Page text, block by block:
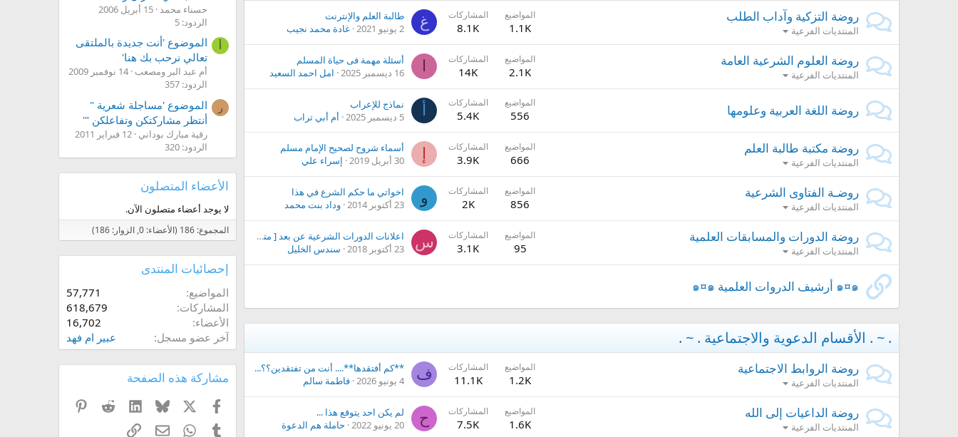
روضة التزكية وآداب الطلب
المنتديات الفرعية
المواضيع
1.1K
المشاركات
8.1K غ
طالبة العلم والإنترنت
2 يونيو 2021
غادة محمد نجيب
روضة العلوم الشرعية العامة
المنتديات الفرعية
المواضيع
2.1K
المشاركات
14K ا
أسئلة مهمة فى حياة المسلم
16 ديسمبر 2025
امل احمد السعيد
روضة اللغة العربية وعلومها المواضيع
556
المشاركات
5.4K أ
نماذج للإعراب
5 ديسمبر 2025
أم أبي تراب
روضة مكتبة طالبة العلم
المنتديات الفرعية
المواضيع
666
المشاركات
3.9K إ
أسماء شروح لصحيح الإمام مسلم
30 أبريل 2019
إسراء علي
روضـة الفتاوى الشرعية
المنتديات الفرعية
المواضيع
856
المشاركات
2K و
اخواتي ما حكم الشرع في هذا
23 أكتوبر 2014
وداد بنت محمد
روضة الدورات والمسابقات العلمية
المنتديات الفرعية
المواضيع
95
المشاركات
3.1K س
اعلانات الدورات الشرعية عن بعد [ متجدد ]..
23 أكتوبر 2018
سندس الخليل
๑¤๑ أرشيف الدروات العلمية ๑¤๑
. ~ . الأقسام الدعوية والاجتماعية . ~ .
روضة الروابط الاجتماعية
المنتديات الفرعية
المواضيع
1.2K
المشاركات
11.1K ف
**كم أفتقدها**.... أنت من تفتقدين؟؟...
4 يونيو 2026
فاطمة سالم
روضة الداعيات إلى الله
المنتديات الفرعية
المواضيع
1.6K
المشاركات
7.5K ح
لم يكن احد يتوقع هذا ...
20 يونيو 2022
حاملة هم الدعوة
حسناء محمد 15 أبريل 2006
الردود: 5
أ
الموضوع 'أنت جديدة بالملتقى
تعالي نرحب بك هنا'
أم عبد البر ومصعب 14 نوفمبر 2009
الردود: 357
ر
الموضوع 'مساجلة شعرية "
أنتظر مشاركتكن وتفاعلكن "'
رقية مبارك بوداني 12 فبراير 2011
الردود: 320
الأعضاء المتصلون
لا يوجد أعضاء متصلون الآن.
المجموع: 186 (الأعضاء: 0, الزوار: 186)
إحصائيات المنتدى
المواضيع
57,771
المشاركات
618,679
الأعضاء
16,702
آخر عضو مسجل
عبير ام فهد
مشاركة هذه الصفحة
فيسبوك Bluesky
LinkedIn
Reddit
Tumblr
WhatsApp
البريد الإلكتروني
الرابط